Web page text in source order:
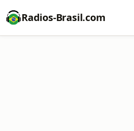
Radios-Brasil.com